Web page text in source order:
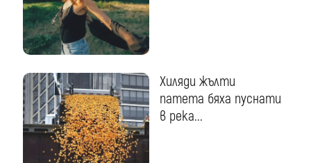
Хиляди жълти
патета бяха пуснати
в река...